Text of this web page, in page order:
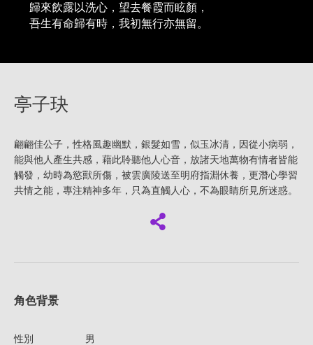
歸來飲露以洗心，望去餐霞而眩顏，
吾生有命歸有時，我初無行亦無留。
亭子玦
翩翩佳公子，性格風趣幽默，銀髮如雪，似玉冰清，因從小病弱，
能與他人產生共感，藉此聆聽他人心音，放諸天地萬物有情者皆能
觸發，幼時為慾獸所傷，被雲廣陵送至明府指淵休養，更潛心學習
共情之能，專注精神多年，只為直觸人心，不為眼睛所見所迷惑。
角色背景
性別 男